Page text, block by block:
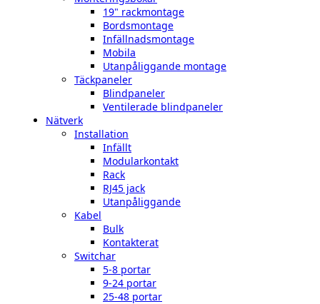
19" rackmontage
Bordsmontage
Infällnadsmontage
Mobila
Utanpåliggande montage
Täckpaneler
Blindpaneler
Ventilerade blindpaneler
Nätverk
Installation
Infällt
Modularkontakt
Rack
RJ45 jack
Utanpåliggande
Kabel
Bulk
Kontakterat
Switchar
5-8 portar
9-24 portar
25-48 portar